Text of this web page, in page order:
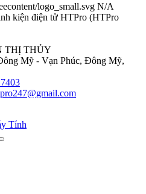
logo_small.svg N/A
kiện điện tử HTPro (HTPro
THỊ THỦY
Mỹ - Vạn Phúc, Đông Mỹ,
Tính